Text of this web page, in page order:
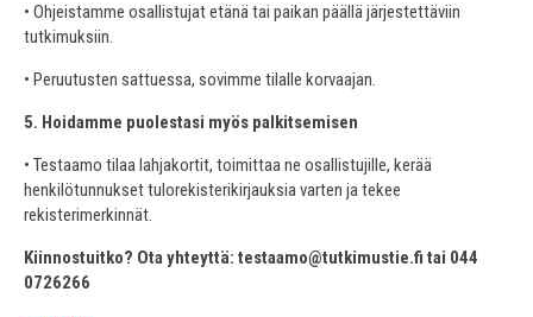
• Ohjeistamme osallistujat etänä tai paikan päällä järjestettäviin
tutkimuksiin.
• Peruutusten sattuessa, sovimme tilalle korvaajan.
5. Hoidamme puolestasi myös palkitsemisen
• Testaamo tilaa lahjakortit, toimittaa ne osallistujille, kerää
henkilötunnukset tulorekisterikirjauksia varten ja tekee
rekisterimerkinnät.
Kiinnostuitko? Ota yhteyttä: testaamo@tutkimustie.fi tai 044
0726266